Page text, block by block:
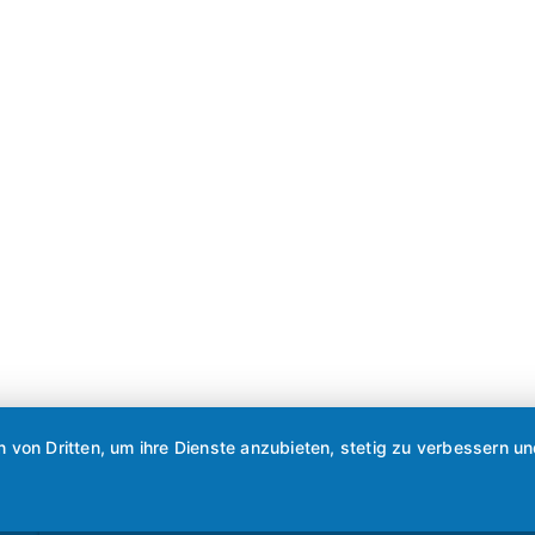
von Dritten, um ihre Dienste anzubieten, stetig zu verbessern